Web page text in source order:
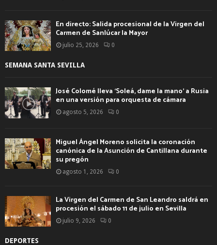
En directo: Salida procesional de la Virgen del
Carmen de Sanlúcar la Mayor
julio 25, 2026 0
SEMANA SANTA SEVILLA
José Colomé lleva ‘Soleá, dame la mano’ a Rusia
en una versión para orquesta de cámara
agosto 5, 2026 0
Miguel Ángel Moreno solicita la coronación
canónica de la Asunción de Cantillana durante
su pregón
agosto 1, 2026 0
La Virgen del Carmen de San Leandro saldrá en
procesión el sábado 11 de julio en Sevilla
julio 9, 2026 0
DEPORTES